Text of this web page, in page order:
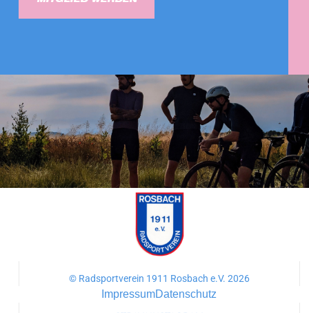
© Radsportverein 1911 Rosbach e.V. 2026
ImpressumDatenschutz